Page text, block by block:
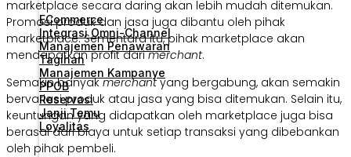
ECommerce
Integrasi Omni-Channel
Manajemen Penawaran
Tagihan
Manajemen Kampanye
PPOB
Reservasi
Janji Temu
Loyalitas
marketplace secara daring akan lebih mudah ditemukan.
Promosi produk dan jasa juga dibantu oleh pihak
marketplace. Sementara itu, pihak marketplace akan
mendapatkan profit darimerchant.
Semakin banyakmerchantyang bergabung, akan semakin
bervariasi produk atau jasa yang bisa ditemukan. Selain itu,
keuntungan yang didapatkan oleh marketplace juga bisa
berasal dari biaya untuk setiap transaksi yang dibebankan
oleh pihak pembeli.